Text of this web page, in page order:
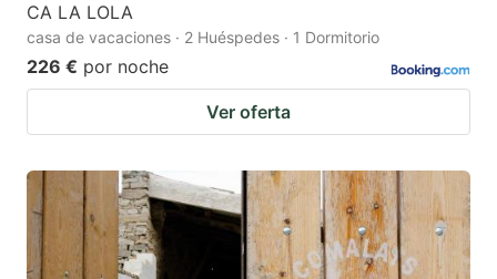
CA LA LOLA
casa de vacaciones · 2 Huéspedes · 1 Dormitorio
226 € por noche
Ver oferta